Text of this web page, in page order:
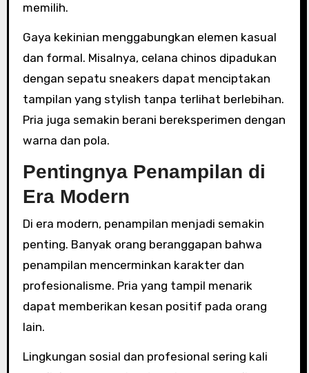
memilih.
Gaya kekinian menggabungkan elemen kasual
dan formal. Misalnya, celana chinos dipadukan
dengan sepatu sneakers dapat menciptakan
tampilan yang stylish tanpa terlihat berlebihan.
Pria juga semakin berani bereksperimen dengan
warna dan pola.
Pentingnya Penampilan di
Era Modern
Di era modern, penampilan menjadi semakin
penting. Banyak orang beranggapan bahwa
penampilan mencerminkan karakter dan
profesionalisme. Pria yang tampil menarik
dapat memberikan kesan positif pada orang
lain.
Lingkungan sosial dan profesional sering kali